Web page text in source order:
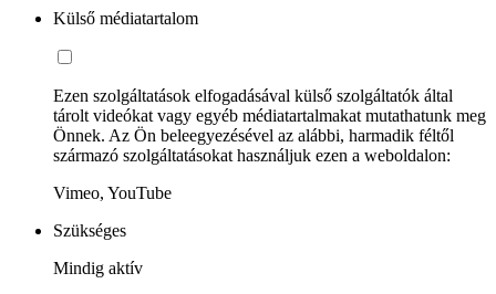
Külső médiatartalom
Ezen szolgáltatások elfogadásával külső szolgáltatók által
tárolt videókat vagy egyéb médiatartalmakat mutathatunk meg
Önnek. Az Ön beleegyezésével az alábbi, harmadik féltől
származó szolgáltatásokat használjuk ezen a weboldalon:
Vimeo, YouTube
Szükséges
Mindig aktív